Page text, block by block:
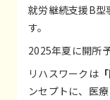
就労継続支援B型
す。
2025年夏に開所
リハスワークは
ンセプトに、医